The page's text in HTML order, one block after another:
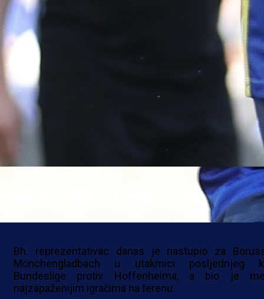
Loše vijesti stižu za reprezentaciju
Hercegovine iz Njemačke, gdje se manje od
prije početka Svjetskog prvenstva povrijedio
Bh. reprezentativac danas je nastupio za
Mönchengladbach u utakmici posljednjeg
Bundeslige protiv Hoffenheima, a bio je
najzapaženijim igračima na terenu.